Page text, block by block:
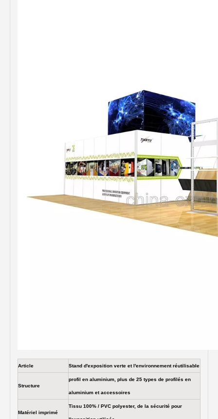
Article Stand d'exposition verte et l'environnement réutilisable
Structure
profil en aluminium, plus de 25 types de profilés en
aluminium et accessoires
Matériel imprimé
Tissu 100% / PVC polyester, de la sécurité pour